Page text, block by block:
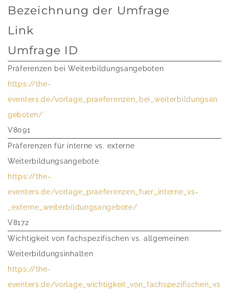
Bezeichnung der Umfrage
Link
Umfrage ID
Präferenzen bei Weiterbildungsangeboten
https://the-
eventers.de/vorlage_praeferenzen_bei_weiterbildungsan
geboten/
V8091
Präferenzen für interne vs. externe
Weiterbildungsangebote
https://the-
eventers.de/vorlage_praeferenzen_fuer_interne_vs-
_externe_weiterbildungsangebote/
V8172
Wichtigkeit von fachspezifischen vs. allgemeinen
Weiterbildungsinhalten
https://the-
eventers.de/vorlage_wichtigkeit_von_fachspezifischen_vs